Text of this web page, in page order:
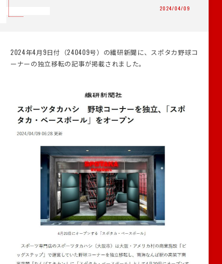
2024/04/09
2024年4月9日付（240409号）の繊研新聞に、スポタカ野球コ
ーナーの独立移転の記事が掲載されました。